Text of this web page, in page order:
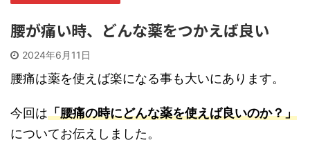
腰が痛い時、どんな薬をつかえば良い
2024年6月11日
腰痛は薬を使えば楽になる事も大いにあります。
今回は「腰痛の時にどんな薬を使えば良いのか？」
についてお伝えしました。